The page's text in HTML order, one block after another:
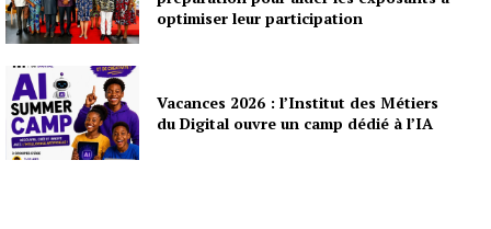
optimiser leur participation
Vacances 2026 : l’Institut des Métiers
du Digital ouvre un camp dédié à l’IA